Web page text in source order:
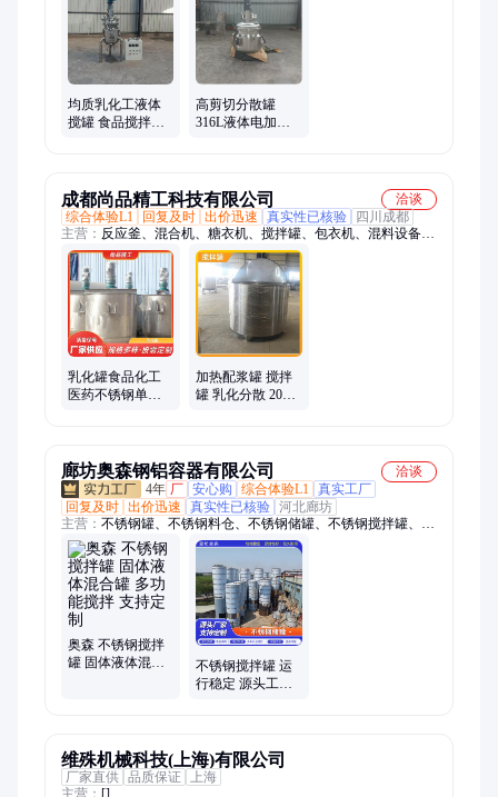
均质乳化工液体
搅罐 食品搅拌罐
高剪切分散罐
316L液体电加热
成都尚品精工科技有限公司
洽谈
综合体验L1
回复及时 出价迅速 真实性已核验
四川成都
主营： 反应釜、混合机、糖衣机、搅拌罐、包衣机、混料设备、
不锈钢搅拌机、储存罐、提取浓缩设备、发酵罐、v型混料机、
双锥混料机、卧式混料机、乳化分散罐
乳化罐食品化工
医药不锈钢单层
加热配浆罐 搅拌
罐 乳化分散 20立
廊坊奥森钢铝容器有限公司
洽谈
4年 厂 安心购 综合体验L1
真实工厂
回复及时 出价迅速 真实性已核验 河北廊坊
主营： 不锈钢罐、不锈钢料仓、不锈钢储罐、不锈钢搅拌罐、不
锈钢发酵罐、大型不锈钢罐、不锈钢酒罐、化工罐、大型储罐、
铝合金料仓、大型铝罐、铝硝酸罐、发酵罐、大型不锈钢储罐、
双层发酵罐、食品级不锈钢罐、卧式不锈钢罐、不锈钢白酒罐、
立式不锈钢罐、铝罐、不锈钢奶罐、地埋不锈钢罐、大型工业不
锈钢罐、调味品不锈钢罐、低温不锈钢储罐
奥森 不锈钢搅拌
罐 固体液体混合
不锈钢搅拌罐 运
行稳定 源头工厂
维殊机械科技(上海)有限公司
厂家直供 品质保证
上海
主营： []